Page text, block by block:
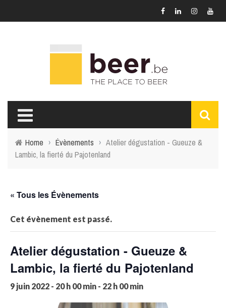
Home › Évènements › Atelier dégustation - Gueuze &
Lambic, la fierté du Pajotenland
« Tous les Évènements
Cet évènement est passé.
Atelier dégustation - Gueuze &
Lambic, la fierté du Pajotenland
9 juin 2022 - 20 h 00 min - 22 h 00 min